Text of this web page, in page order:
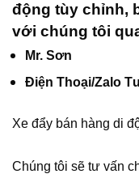
động tùy chỉnh,
với chúng tôi
Mr. Sơn
Điện Thoại/Zalo
Xe đẩy bán hàng di
Chúng tôi sẽ tư vấn